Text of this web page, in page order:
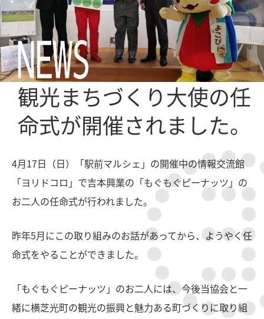
観光まちづくり大使の任
命式が開催されました。
4月17日（日）「駅前マルシェ」の開催中の情報交流館
「ヨリドコロ」で吉本興業の「もぐもぐピーナッツ」の
お二人の任命式が行われました。
昨年5月にこの取り組みのお話があってから、ようやく任
命式をやることができました。
「もぐもぐピーナッツ」のお二人には、今後当協会と一
緒に横芝光町の観光の振興と魅力ある町づくりに取り組